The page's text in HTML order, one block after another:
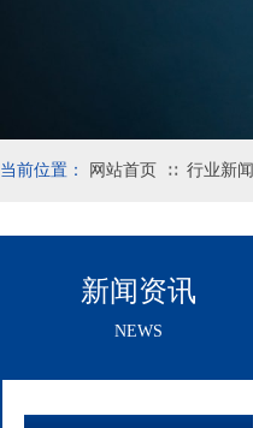
网站首页 ∷ 行业新闻
当前位置：
NEWS
新闻资讯